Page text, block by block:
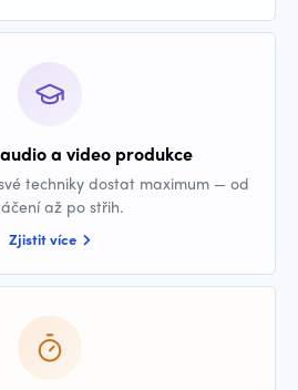
a video produkce
techniky dostat maximum — od
až po střih.
Zjistit více